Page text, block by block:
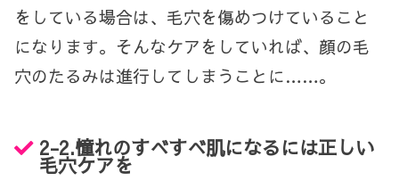
をしている場合は、毛穴を傷めつけていること
になります。そんなケアをしていれば、顔の毛
穴のたるみは進行してしまうことに……。
2-2.憧れのすべすべ肌になるには正しい
毛穴ケアを